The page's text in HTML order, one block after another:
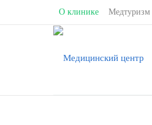
О клинике Медтуризм